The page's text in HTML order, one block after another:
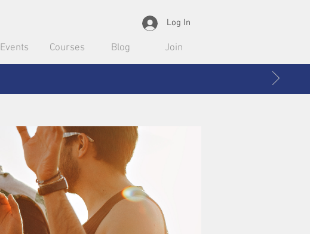
Log In
Events Courses Blog Join